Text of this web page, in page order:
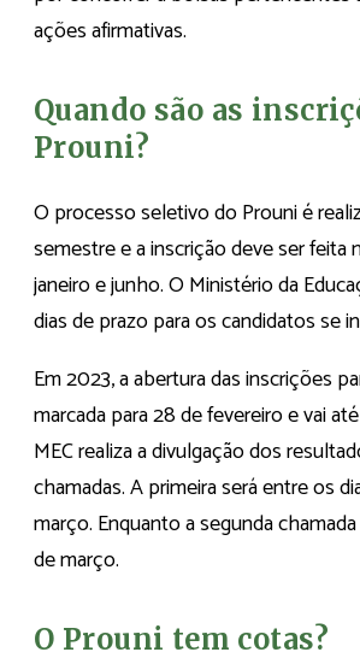
ações afirmativas.
Quando são as
Prouni?
O processo seletivo do Prouni é
semestre e a inscrição deve ser feita
janeiro e junho. O Ministério da
dias de prazo para os candidatos se
Em 2023, a abertura das inscrições
marcada para 28 de fevereiro e vai
MEC realiza a divulgação dos
chamadas. A primeira será entre os
março. Enquanto a segunda
de março.
O Prouni tem cotas?